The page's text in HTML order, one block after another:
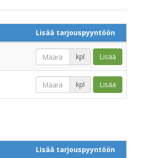
Lisää tarjouspyyntöön
kpl Lisää
kpl Lisää
Lisää tarjouspyyntöön